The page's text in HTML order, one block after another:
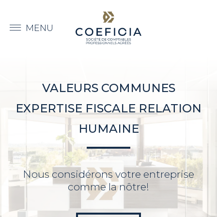
VALEURS COMMUNES
EXPERTISE FISCALERELATION
HUMAINE
Nous considérons votre entreprise
comme la nôtre!
VALEURS COMMUNES
EXPERTISE FISCALERELATION
HUMAINE
Nous considérons votre entreprise
comme la nôtre!